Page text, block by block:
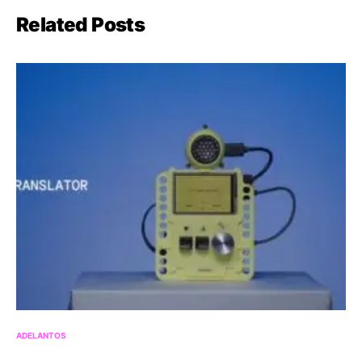
Related Posts
ADELANTOS